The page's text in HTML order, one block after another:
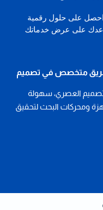
واحصل على حلول رقمية
على عرض خدماتك
فريق متخصص في تصميم
العصري، سهولة
ومحركات البحث لتحقيق